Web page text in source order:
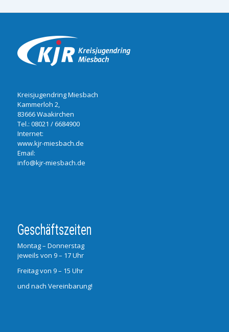
Kreisjugendring Miesbach
Kammerloh 2,
83666 Waakirchen
Tel.: 08021 / 6684900
Internet:
www.kjr-miesbach.de
Email:
info@kjr-miesbach.de
Geschäftszeiten
Montag – Donnerstag
jeweils von 9 – 17 Uhr
Freitag von 9 – 15 Uhr
und nach Vereinbarung!